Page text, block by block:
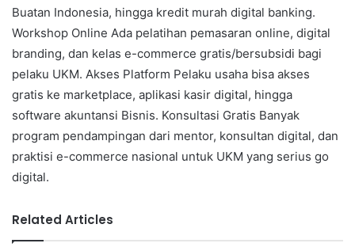
Buatan Indonesia, hingga kredit murah digital banking.
Workshop Online Ada pelatihan pemasaran online, digital
branding, dan kelas e-commerce gratis/bersubsidi bagi
pelaku UKM. Akses Platform Pelaku usaha bisa akses
gratis ke marketplace, aplikasi kasir digital, hingga
software akuntansi Bisnis. Konsultasi Gratis Banyak
program pendampingan dari mentor, konsultan digital, dan
praktisi e-commerce nasional untuk UKM yang serius go
digital.
Related Articles